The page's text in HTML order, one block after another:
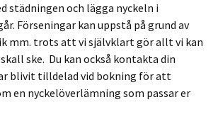
städningen och lägga nyckeln i
Förseningar kan uppstå på grund av
mm. trots att vi självklart gör allt vi kan
ske. Du kan också kontakta din
blivit tilldelad vid bokning för att
en nyckelöverlämning som passar er